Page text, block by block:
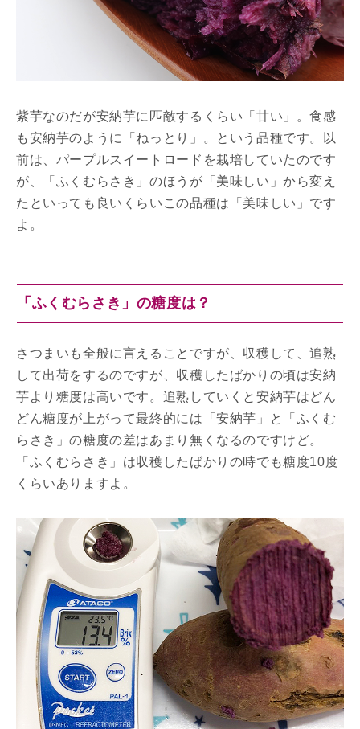
紫芋なのだが安納芋に匹敵するくらい「甘い」。食感
も安納芋のように「ねっとり」。という品種です。以
前は、パープルスイートロードを栽培していたのです
が、「ふくむらさき」のほうが「美味しい」から変え
たといっても良いくらいこの品種は「美味しい」です
よ。
「ふくむらさき」の糖度は？
さつまいも全般に言えることですが、収穫して、追熟
して出荷をするのですが、収穫したばかりの頃は安納
芋より糖度は高いです。追熟していくと安納芋はどん
どん糖度が上がって最終的には「安納芋」と「ふくむ
らさき」の糖度の差はあまり無くなるのですけど。
「ふくむらさき」は収穫したばかりの時でも糖度10度
くらいありますよ。